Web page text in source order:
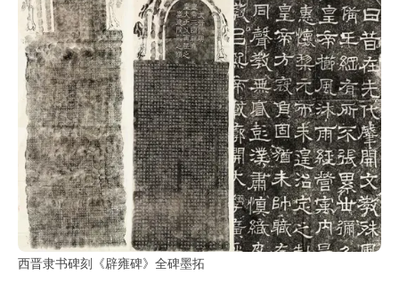
西晋隶书碑刻《辟雍碑》全碑墨拓